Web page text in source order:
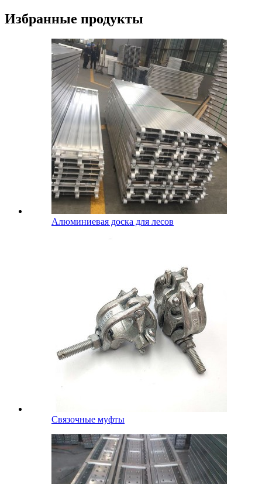
Избранные продукты
Алюминиевая доска для лесов
Связочные муфты